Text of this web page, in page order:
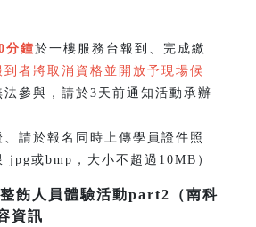
分鐘於一樓服務台報到、完成繳
到者將取消資格並開放予現場候
法參與，請於3天前通知活動承辦
請於報名同時上傳學員證件照
jpg或bmp，大小不超過10MB）